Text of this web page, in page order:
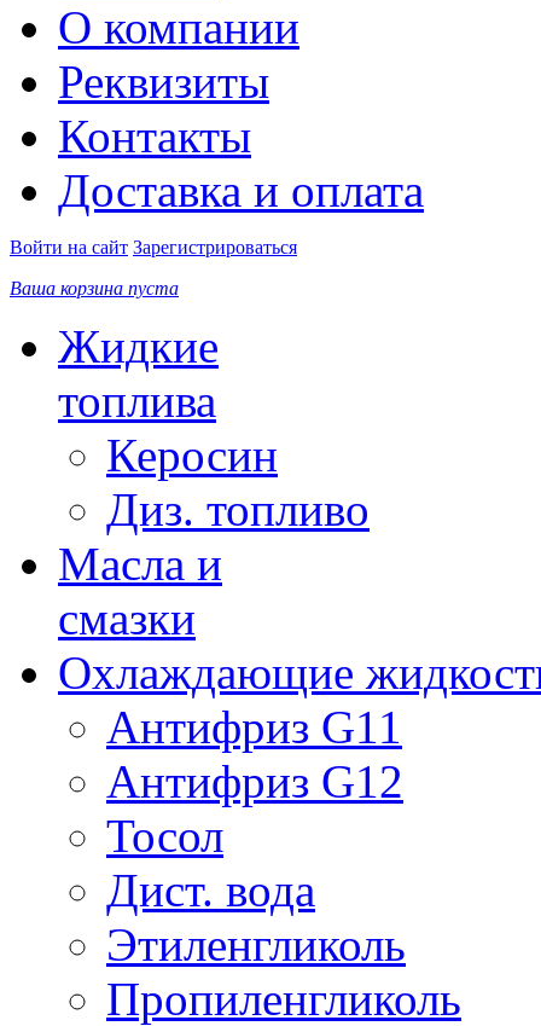
О компании
Реквизиты
Контакты
Доставка и оплата
Войти на сайт Зарегистрироваться
Ваша корзина пуста
Жидкие
топлива
Керосин
Диз. топливо
Масла и
смазки
Охлаждающие
Антифриз G11
Антифриз G12
Тосол
Дист. вода
Этиленгликоль
Пропиленгликоль